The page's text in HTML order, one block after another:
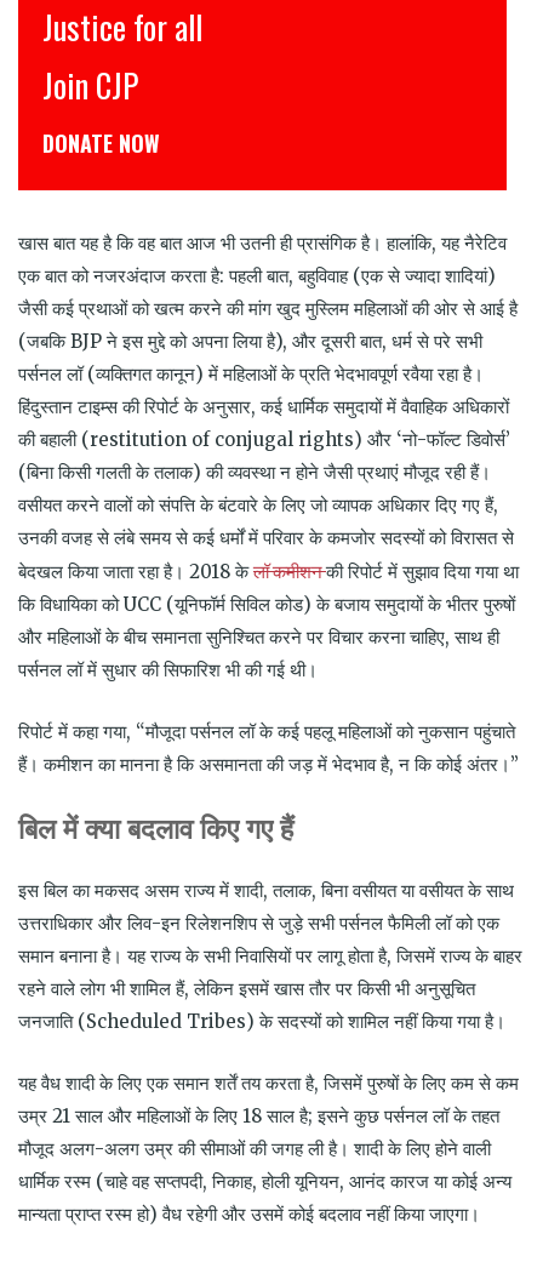
इंसाफ़ सब के लिए
CJP से जुड़िये
डोनेट कीजिये
खास बात यह है कि वह बात आज भी उतनी ही प्रासंगिक है। हालांकि, यह नैरेटिव
एक बात को नजरअंदाज करता है: पहली बात, बहुविवाह (एक से ज्यादा शादियां)
जैसी कई प्रथाओं को खत्म करने की मांग खुद मुस्लिम महिलाओं की ओर से आई है
(जबकि BJP ने इस मुद्दे को अपना लिया है), और दूसरी बात, धर्म से परे सभी
पर्सनल लॉ (व्यक्तिगत कानून) में महिलाओं के प्रति भेदभावपूर्ण रवैया रहा है।
हिंदुस्तान टाइम्स की रिपोर्ट के अनुसार, कई धार्मिक समुदायों में वैवाहिक अधिकारों
की बहाली (restitution of conjugal rights) और ‘नो-फॉल्ट डिवोर्स’
(बिना किसी गलती के तलाक) की व्यवस्था न होने जैसी प्रथाएं मौजूद रही हैं।
वसीयत करने वालों को संपत्ति के बंटवारे के लिए जो व्यापक अधिकार दिए गए हैं,
उनकी वजह से लंबे समय से कई धर्मों में परिवार के कमजोर सदस्यों को विरासत से
बेदखल किया जाता रहा है। 2018 केलॉ कमीशनकी रिपोर्ट में सुझाव दिया गया था
कि विधायिका को UCC (यूनिफॉर्म सिविल कोड) के बजाय समुदायों के भीतर पुरुषों
और महिलाओं के बीच समानता सुनिश्चित करने पर विचार करना चाहिए, साथ ही
पर्सनल लॉ में सुधार की सिफारिश भी की गई थी।
रिपोर्ट में कहा गया, “मौजूदा पर्सनल लॉ के कई पहलू महिलाओं को नुकसान पहुंचाते
हैं। कमीशन का मानना है कि असमानता की जड़ में भेदभाव है, न कि कोई अंतर।”
बिलमेंक्याबदलावकिएगएहैं
इस बिल का मकसद असम राज्य में शादी, तलाक, बिना वसीयत या वसीयत के साथ
उत्तराधिकार और लिव-इन रिलेशनशिप से जुड़े सभी पर्सनल फैमिली लॉ को एक
समान बनाना है। यह राज्य के सभी निवासियों पर लागू होता है, जिसमें राज्य के बाहर
रहने वाले लोग भी शामिल हैं, लेकिन इसमें खास तौर पर किसी भी अनुसूचित
जनजाति (Scheduled Tribes) के सदस्यों को शामिल नहीं किया गया है।
यह वैध शादी के लिए एक समान शर्तें तय करता है, जिसमें पुरुषों के लिए कम से कम
उम्र 21 साल और महिलाओं के लिए 18 साल है; इसने कुछ पर्सनल लॉ के तहत
मौजूद अलग-अलग उम्र की सीमाओं की जगह ली है। शादी के लिए होने वाली
धार्मिक रस्म (चाहे वह सप्तपदी, निकाह, होली यूनियन, आनंद कारज या कोई अन्य
मान्यता प्राप्त रस्म हो) वैध रहेगी और उसमें कोई बदलाव नहीं किया जाएगा।